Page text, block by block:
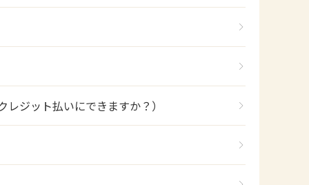
ジット払いにできますか？）